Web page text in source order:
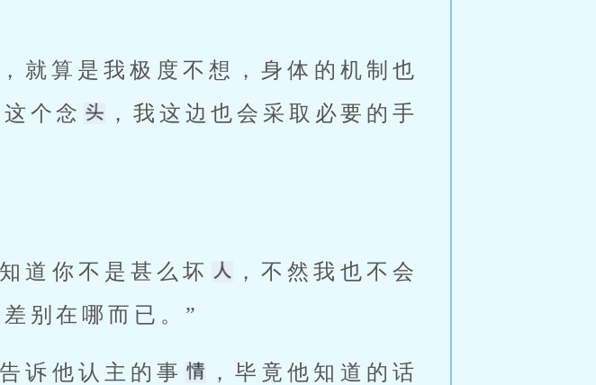
个念
，我这边也会采取必要的手
道你不是甚么坏
，不然我也不会
别在哪而已。”
诉他认主的事
，毕竟他知道的话